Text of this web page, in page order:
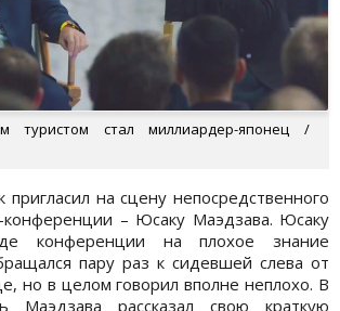
туристом стал миллиардер-японец /
на сцену непосредственного
конференции – Юсаку Маэдзава. Юсаку
конференции на плохое знание
пару раз к сидевшей слева от
но в целом говорил вполне неплохо. В
Маэдзава рассказал свою краткую